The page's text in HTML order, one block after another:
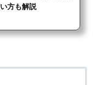
方も解説